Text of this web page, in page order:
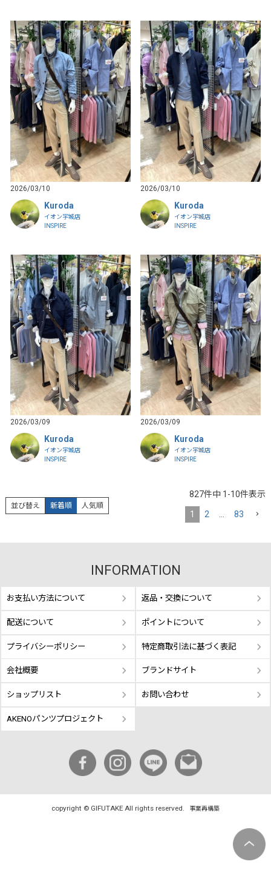
2026/03/10
Kuroda
イオン宇城店
INSPIRE
2026/03/10
Kuroda
イオン宇城店
INSPIRE
2026/03/09
Kuroda
イオン宇城店
INSPIRE
2026/03/09
Kuroda
イオン宇城店
INSPIRE
並び替え 新着順 人気順
827件中 1 -10件表示
1 2 … 83
INFORMATION
お支払い方法について 返品・交換について
配送について ポイントについて
プライバシーポリシー 特定商取引法に基づく表記
会社概要 ブランドサイト
ショップリスト お問い合わせ
AKENOパンツプロジェクト
copyright © GIFUTAKE All rights reserved. 事業再構築